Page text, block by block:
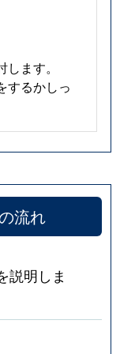
ます。
するかしっ
流れ
説明しま